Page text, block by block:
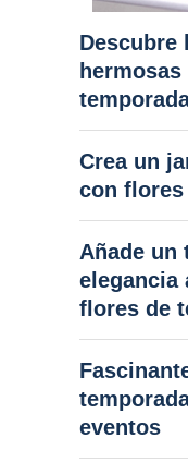
Descubre
Crea un
con flores
Añade un
elegancia
flores de
eventos